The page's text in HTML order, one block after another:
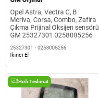
Opel Astra, Vectra C, B
Meriva, Corsa, Combo, Zafira
Çıkma Prijinal Oksijen sensörü
GM 25327301 0258005256
25327301 - 0258005256
İkinci El
Hızlı Teslimat